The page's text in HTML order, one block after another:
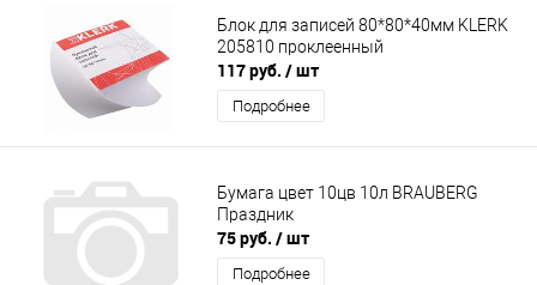
Блок для записей 80*80*40мм KLERK
205810 проклеенный
117 руб. / шт
Подробнее
Бумага цвет 10цв 10л BRAUBERG
Праздник
75 руб. / шт
Подробнее